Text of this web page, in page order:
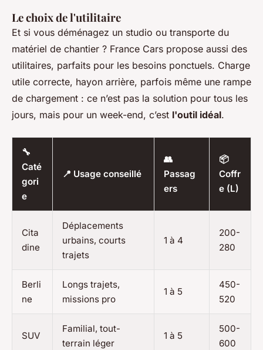
Le choix de l'utilitaire
Et si vous déménagez un studio ou transporte du
matériel de chantier ? France Cars propose aussi des
utilitaires, parfaits pour les besoins ponctuels. Charge
utile correcte, hayon arrière, parfois même une rampe
de chargement : ce n’est pas la solution pour tous les
jours, mais pour un week-end, c’est l'outil idéal.
🔧
Caté
gori
e
📍 Usage conseillé
👥
Passag
ers
📦
Coffr
e (L)
Cita
dine
Déplacements
urbains, courts
trajets
1 à 4
200-
280
Berli
ne
Longs trajets,
missions pro
1 à 5
450-
520
SUV
Familial, tout-
terrain léger
1 à 5
500-
600